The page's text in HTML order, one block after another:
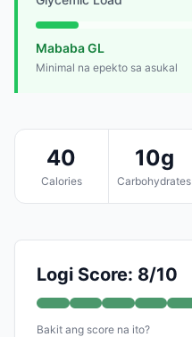
Mababa GL
Minimal na epekto sa asukal
40
Calories
10g
Carbohydrates
Logi Score: 8/10
Bakit ang score na ito?